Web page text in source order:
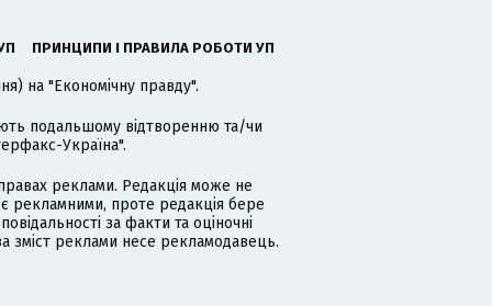
ПРИНЦИПИ І ПРАВИЛА РОБОТИ УП
на "Економічну правду".
подальшому відтворенню та/чи
Україна".
реклами. Редакція може не
рекламними, проте редакція бере
за факти та оціночні
зміст реклами несе рекламодавець.